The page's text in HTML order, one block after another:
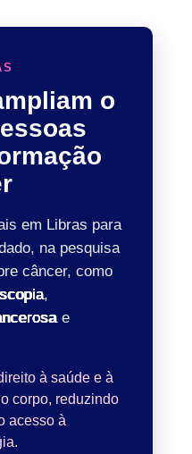
o
em Libras para
na pesquisa
câncer, como
,
e
à saúde e à
corpo, reduzindo
acesso à